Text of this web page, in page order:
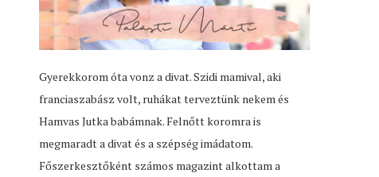
Gyerekkorom óta vonz a divat. Szidi mamival, aki
franciaszabász volt, ruhákat terveztünk nekem és
Hamvas Jutka babámnak. Felnőtt koromra is
megmaradt a divat és a szépség imádatom.
Főszerkesztőként számos magazint alkottam a